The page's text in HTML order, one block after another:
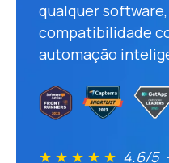
qualquer
compatibilidade
automação
★ ★ ★ ★ ★ 4.6/5